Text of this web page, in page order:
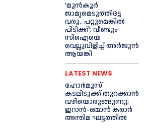
‘മുൻ‌കൂര്‍
ജാമ്യമെടുത്തിട്ടേ
വരൂ.. പറ്റുമെങ്കില്‍
പിടിക്ക്’; വീണ്ടും
സിഐയെ
വെല്ലുവിളിച്ച്‌ അര്‍ജുന്‍
ആയങ്കി
LATEST NEWS
ഹോർമൂസ്
കടലിടുക്ക് തുറക്കാൻ
വഴിയൊരുങ്ങുന്നു;
ഇറാൻ-ഒമാൻ കരാർ
അന്തിമ ഘട്ടത്തിൽ